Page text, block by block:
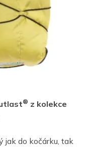
® z kolekce
jak do kočárku, tak